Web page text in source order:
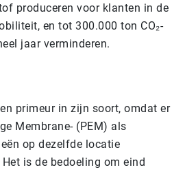
produceren voor klanten in de
en tot 300.000 ton CO₂-
jaar verminderen.
primeur in zijn soort, omdat er
Membrane- (PEM) als
op dezelfde locatie
is de bedoeling om eind